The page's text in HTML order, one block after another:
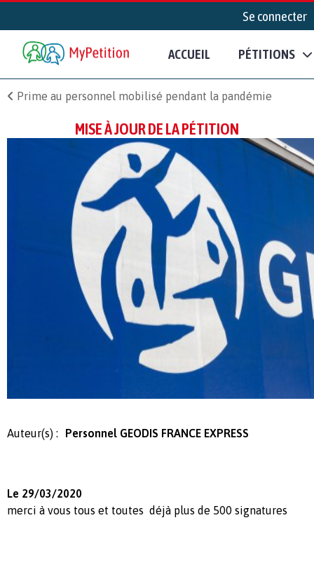
Se connecter
ACCUEIL PÉTITIONS
Prime au personnel mobilisé pendant la pandémie
MISE À JOUR DE LA PÉTITION
Auteur(s) : Personnel GEODIS FRANCE EXPRESS
Le 29/03/2020
merci à vous tous et toutes déjà plus de 500 signatures